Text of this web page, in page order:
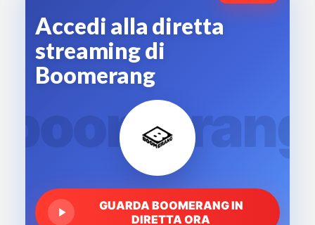
boomerang
Accedi alla diretta
streaming di
Boomerang
GUARDA BOOMERANG IN
DIRETTA ORA